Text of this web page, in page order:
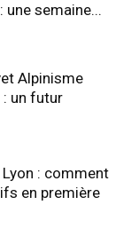
semaine...
Alpinisme
: un futur
: comment
en pre⁠mière